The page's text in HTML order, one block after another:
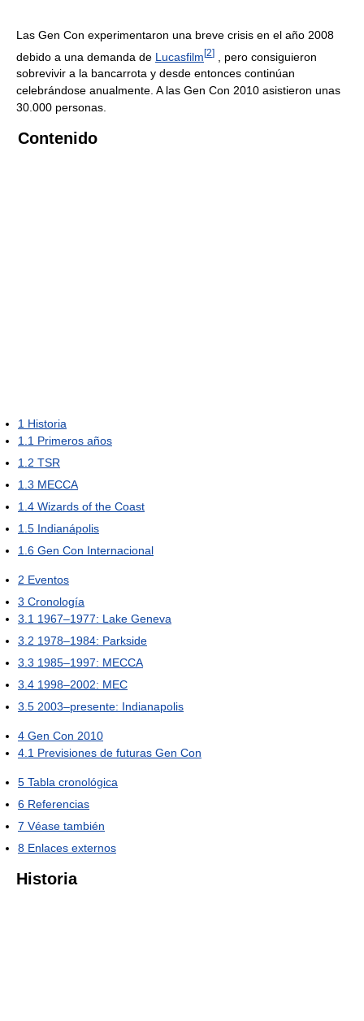
Las Gen Con experimentaron una breve crisis en el año 2008
debido a una demanda de Lucasfilm[2]
, pero consiguieron
sobrevivir a la bancarrota y desde entonces continúan
celebrándose anualmente. A las Gen Con 2010 asistieron unas
30.000 personas.
Contenido
1 Historia
1.1 Primeros años
1.2 TSR
1.3 MECCA
1.4 Wizards of the Coast
1.5 Indianápolis
1.6 Gen Con Internacional
2 Eventos
3 Cronología
3.1 1967–1977: Lake Geneva
3.2 1978–1984: Parkside
3.3 1985–1997: MECCA
3.4 1998–2002: MEC
3.5 2003–presente: Indianapolis
4 Gen Con 2010
4.1 Previsiones de futuras Gen Con
5 Tabla cronológica
6 Referencias
7 Véase también
8 Enlaces externos
Historia